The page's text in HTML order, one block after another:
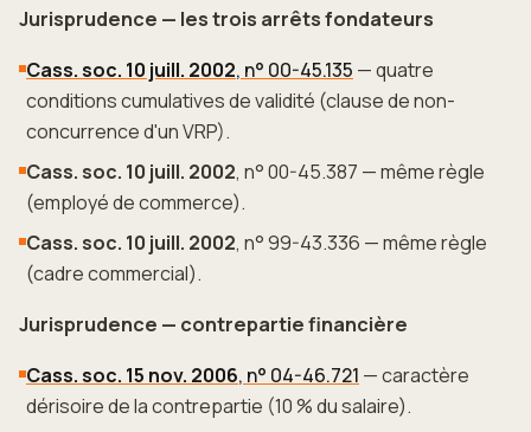
Jurisprudence — les trois arrêts fondateurs
Cass. soc. 10 juill. 2002, n° 00-45.135 — quatre
conditions cumulatives de validité (clause de non-
concurrence d'un VRP).
Cass. soc. 10 juill. 2002, n° 00-45.387 — même règle
(employé de commerce).
Cass. soc. 10 juill. 2002, n° 99-43.336 — même règle
(cadre commercial).
Jurisprudence — contrepartie financière
Cass. soc. 15 nov. 2006, n° 04-46.721 — caractère
dérisoire de la contrepartie (10 % du salaire).